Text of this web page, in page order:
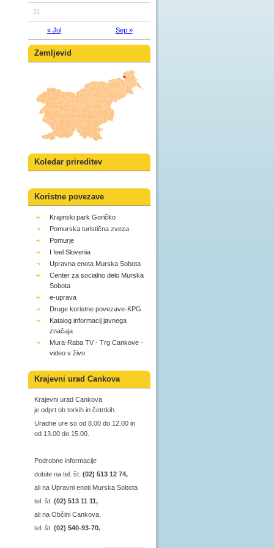
« Jul Sep »
31
Zemljevid
Koledar prireditev
Koristne povezave
Krajinski park Goričko
Pomurska turistična zveza
Pomurje
I feel Slovenia
Upravna enota Murska Sobota
Center za socialno delo Murska
Sobota
e-uprava
Druge koristne povezave-KPG
Katalog informacij javnega
značaja
Mura-Raba TV - Trg Cankove -
video v živo
Krajevni urad Cankova
Krajevni urad Cankova
je odprt ob torkih in četrtkih.
Uradne ure so od 8.00 do 12.00 in
od 13.00 do 15.00.
Podrobne informacije
dobite na tel. št. (02) 513 12 74,
ali na Upravni enoti Murska Sobota
tel. št. (02) 513 11 11,
ali na Občini Cankova,
tel. št. (02) 540-93-70.